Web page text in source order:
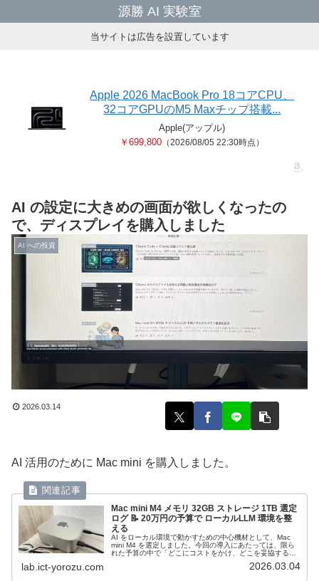
源勝 AI 実験室
当サイトは広告を設置しています
Apple 2026 MacBook Pro 18コアCPU、
32コアGPUのM5 Maxチップ搭載...
Apple(アップル)
￥699,800 （2026/08/05 22:30時点）
AI の設定に大きめの画面が欲しくなったの
で、ディスプレイを購入しました
AI への投資
2026.03.14
AI 活用のために Mac mini を購入しました。
Mac mini M4 メモリ 32GB ストレージ 1TB 選定
ログ 📝 20万円の予算で ローカルLLM 環境を整
える
AI をローカル環境で動かすための中心機材として、Mac
mini M4 を選定しました。今回の導入にあたっては、限ら
れた予算の中で「どこにコストをかけ、どこを妥協する
lab.ict-yorozu.com 2026.03.04